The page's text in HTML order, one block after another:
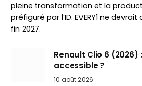
pleine transformation et la
préfiguré par l’ID. EVERY1 ne
fin 2027.
Renault Clio 6
accessible ?
10 août 2026